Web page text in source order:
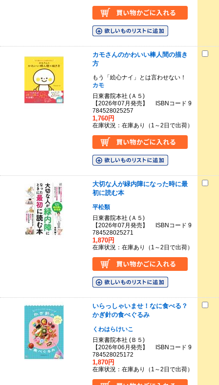
カモさんのかわいい棒人間の描き
方
もう「絵心ナイ」とは言わせない！
カモ
日東書院本社 (Ａ５)
【2026年07月発売】 ISBNコード 9
784528025257
1,760円
在庫状況：在庫あり（1～2日で出荷）
大切な人が緑内障になった時に最
初に読む本
平松類
日東書院本社 (Ａ５)
【2026年07月発売】 ISBNコード 9
784528025271
1,870円
在庫状況：在庫あり（1～2日で出荷）
いらっしゃいませ！なに食べる？
かぎ針の食べぐるみ
くわはらけいこ
日東書院本社 (Ｂ５)
【2026年06月発売】 ISBNコード 9
784528025172
1,870円
在庫状況：在庫あり（1～2日で出荷）